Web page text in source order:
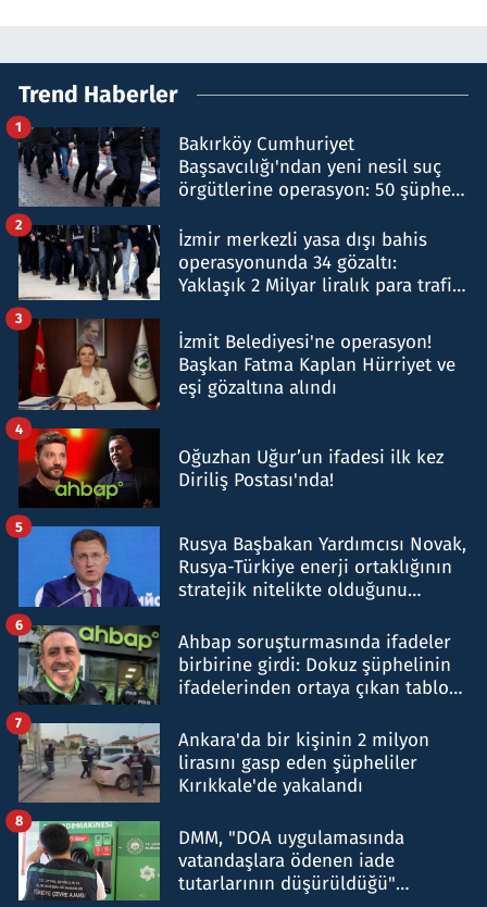
Trend Haberler
Bakırköy Cumhuriyet
Başsavcılığı'ndan yeni nesil suç
örgütlerine operasyon: 50 şüpheli
1
İzmir merkezli yasa dışı bahis
operasyonunda 34 gözaltı:
Yaklaşık 2 Milyar liralık para trafiği
2
İzmit Belediyesi'ne operasyon!
Başkan Fatma Kaplan Hürriyet ve
eşi gözaltına alındı
3
Oğuzhan Uğur’un ifadesi ilk kez
Diriliş Postası'nda!
4
Rusya Başbakan Yardımcısı Novak,
Rusya-Türkiye enerji ortaklığının
stratejik nitelikte olduğunu
5
Ahbap soruşturmasında ifadeler
birbirine girdi: Dokuz şüphelinin
ifadelerinden ortaya çıkan tablo
6
Ankara'da bir kişinin 2 milyon
lirasını gasp eden şüpheliler
Kırıkkale'de yakalandı
7
DMM, "DOA uygulamasında
vatandaşlara ödenen iade
tutarlarının düşürüldüğü"
8